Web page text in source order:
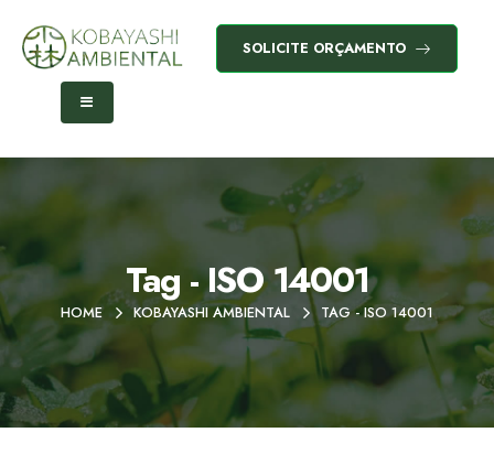
SOLICITE ORÇAMENTO
Tag - ISO 14001
HOME KOBAYASHI AMBIENTAL TAG -ISO 14001